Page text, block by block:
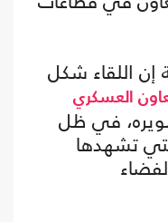
إن اللقاء شكل
العسكري
في ظل
تشهدها